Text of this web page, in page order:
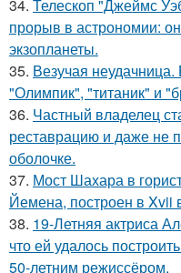
34. Телескоп "Джеймс
прорыв в астрономии:
экзопланеты.
35. Везучая
"Олимпик", "титаник" и
36. Частный владелец
реставрацию и даже не
оболочке.
37. Мост Шахара в
Йемена, построен в Xvii
38. 19-Летняя актриса
что ей удалось
50-летним режиссёром.